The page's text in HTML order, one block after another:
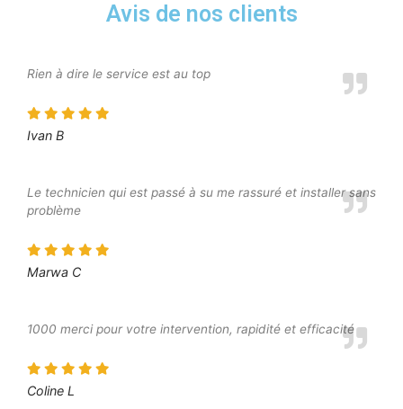
Avis de nos clients
Rien à dire le service est au top
Ivan B
Le technicien qui est passé à su me rassuré et installer sans
problème
Marwa C
1000 merci pour votre intervention, rapidité et efficacité
Coline L